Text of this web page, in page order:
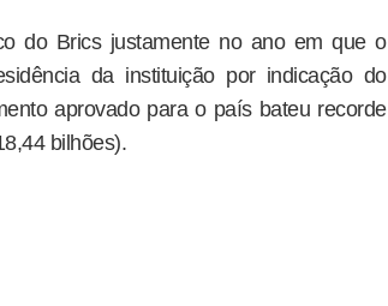
do Brics justamente no ano em que o
da instituição por indicação do
aprovado para o país bateu recorde
bilhões).